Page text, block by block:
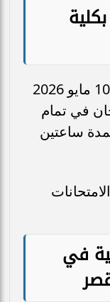
تبدأ امتحانات التخلفات يوم الأحد 10 مايو 2026
في تمام
ساعتين
في